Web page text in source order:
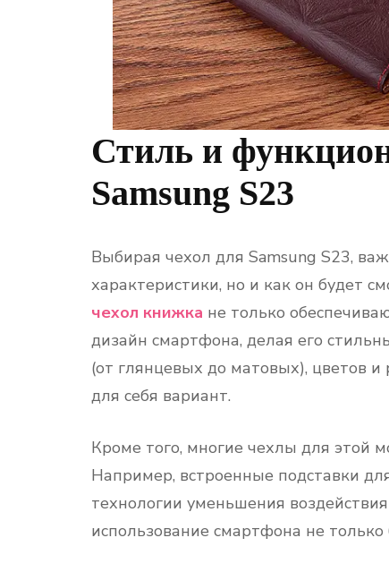
Стиль и
Samsung S23
Выбирая чехол для Samsung S23,
характеристики, но и как он будет
чехол книжка не только
дизайн смартфона, делая его
(от глянцевых до матовых), цветов
для себя вариант.
Кроме того, многие чехлы для
Например, встроенные подставки
технологии уменьшения
использование смартфона не